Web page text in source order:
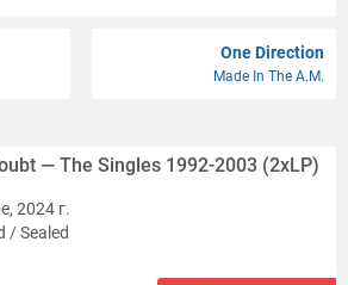
One Direction
Made In The A.M.
— The Singles 1992-2003 (2xLP)
2024 г.
/ Sealed